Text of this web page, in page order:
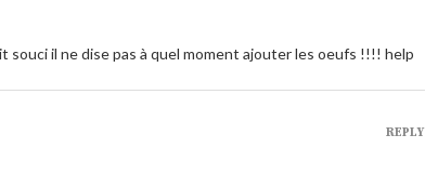
souci il ne dise pas à quel moment ajouter les oeufs !!!! help
REPLY